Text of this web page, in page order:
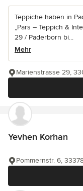
Teppiche haben in
„Pars – Teppich &
29 / Paderborn bi...
Mehr
Marienstrasse 29,
Yevhen Korhan
Pommernstr. 6,